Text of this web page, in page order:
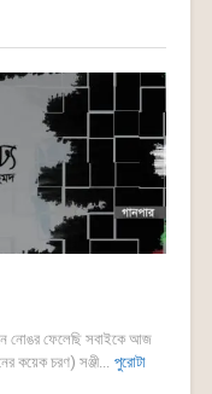
নোঙর ফেলেছি সবাইকে আজ
কয়েক চরণ) সঞ্জী... পুরোটা